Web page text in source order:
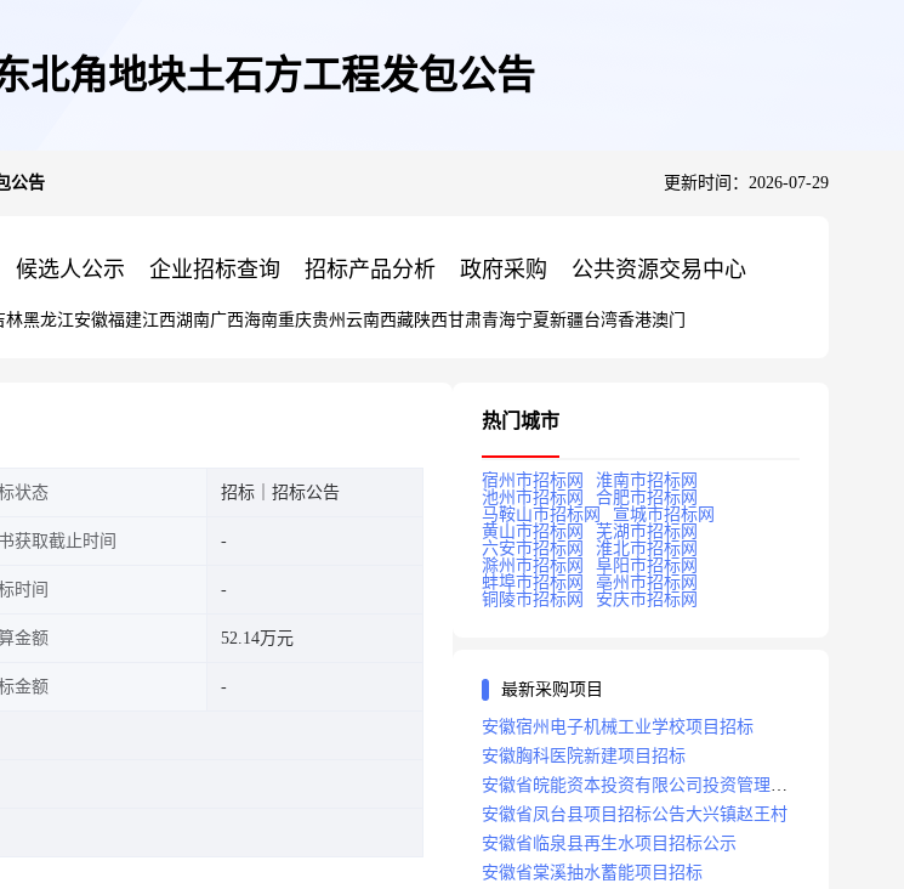
北角地块土石方工程发包公告
公告 更新时间：2026-07-29
候选人公示 企业招标查询 招标产品分析 政府采购 公共资源交易中心
林黑龙江安徽福建江西湖南广西海南重庆贵州 云南西藏陕西甘肃青海宁夏新疆台湾香港澳门
状态 招标｜招标公告
获取截止时间
时间
金额 52.14万元
金额
热门城市
宿州市招标网
淮南市招标网
池州市招标网
合肥市招标网
马鞍山市招标网
宣城市招标网
黄山市招标网
芜湖市招标网
六安市招标网
淮北市招标网
滁州市招标网
阜阳市招标网
蚌埠市招标网
亳州市招标网
铜陵市招标网
安庆市招标网
最新采购项目
安徽宿州电子机械工业学校项目招标
安徽胸科医院新建项目招标
安徽省皖能资本投资有限公司投资管理系
统建设项目招标
安徽省凤台县项目招标公告大兴镇赵王村
安徽省临泉县再生水项目招标公示
安徽省棠溪抽水蓄能项目招标